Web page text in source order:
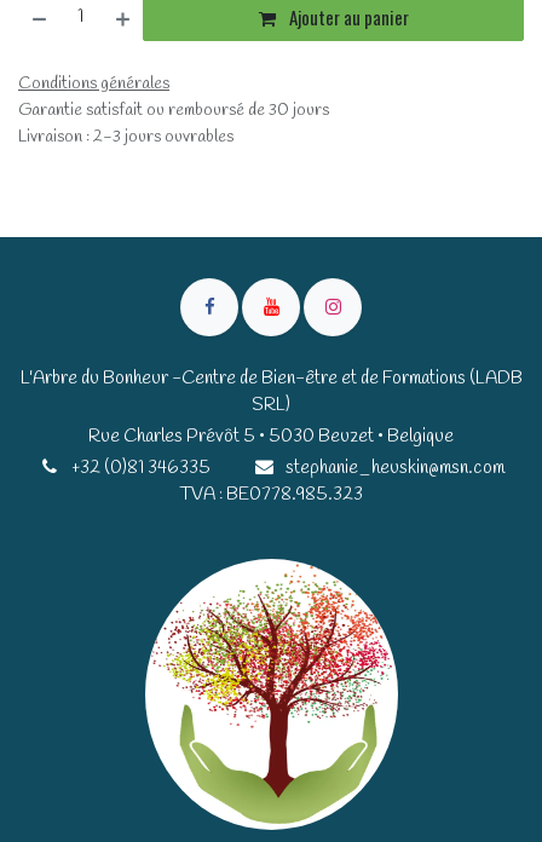
Ajouter au panier
Conditions générales
Garantie satisfait ou remboursé de 30 jours
Livraison : 2-3 jours ouvrables
L'Arbre du Bonheur -Centre de Bien-être et de Formations (LADB
SRL)
Rue Charles Prévôt 5 • 5030 Beuzet • Belgique​​
+32 (0)81 346335
stephanie_heuskin@msn.com
TVA : BE0778.985.323